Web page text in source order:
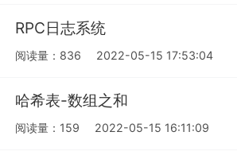
RPC日志系统
阅读量：836 2022-05-15 17:53:04
哈希表-数组之和
阅读量：159 2022-05-15 16:11:09